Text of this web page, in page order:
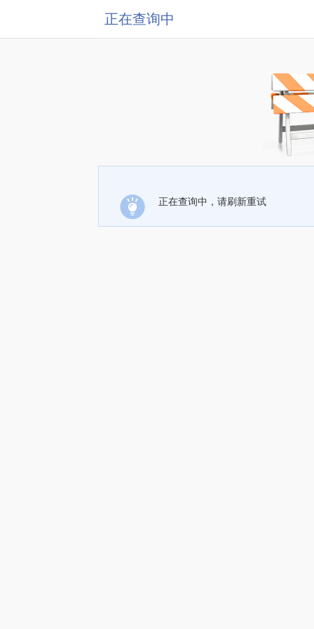
正在查询中
正在查询中，请刷新重试